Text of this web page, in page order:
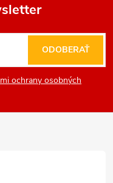
ochrany osobných
ODOBERAŤ